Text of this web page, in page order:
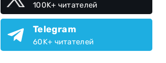
100K+ читателей
Telegram
60K+ читателей